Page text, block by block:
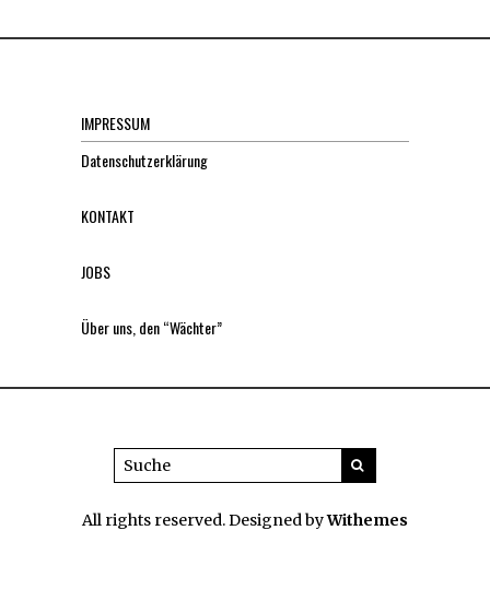
IMPRESSUM
Datenschutzerklärung
KONTAKT
JOBS
Über uns, den “Wächter”
All rights reserved. Designed byWithemes